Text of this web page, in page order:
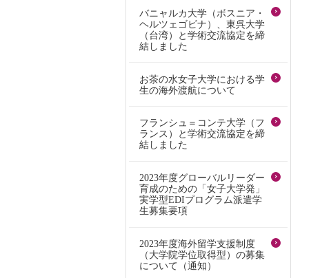
バニャルカ大学（ボスニア・
ヘルツェゴビナ）、東呉大学
（台湾）と学術交流協定を締
結しました
お茶の水女子大学における学
生の海外渡航について
フランシュ＝コンテ大学（フ
ランス）と学術交流協定を締
結しました
2023年度グローバルリーダー
育成のための「女子大学発」
実学型EDIプログラム派遣学
生募集要項
2023年度海外留学支援制度
（大学院学位取得型）の募集
について（通知）